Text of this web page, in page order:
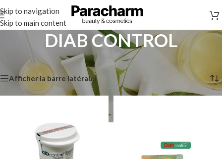
Skip to navigation
Skip to main content
DIAB CONTROL
Marques /DIAB CONTROL
Afficher la barre latérale